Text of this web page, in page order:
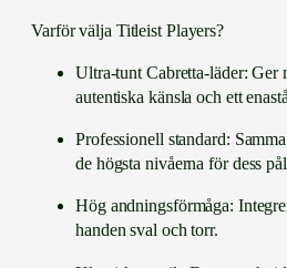
Varför välja Titleist Players?
Ultra-tunt Cabretta-läder: Ger
autentiska känsla och ett
Professionell standard:
de högsta nivåerna för dess
Hög andningsförmåga:
handen sval och torr.